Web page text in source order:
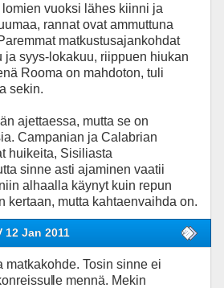
vuoksi lähes kiinni ja
rannat ovat ammuttuna
matkustusajankohdat
ja syys-lokakuu, riippuen hiukan
Rooma on mahdoton, tuli
sekin.
ajettaessa, mutta se on
Campanian ja Calabrian
huikeita, Sisiliasta
sinne asti ajaminen vaatii
alhaalla käynyt kuin repun
kertaan, mutta kahtaenvaihda on.
12 Jan 2011
matkakohde. Tosin sinne ei
le mennä. Mekin